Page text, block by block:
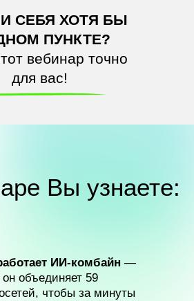
СЕБЯ ХОТЯ БЫ
ПУНКТЕ?
вебинар точно
для вас!
Вы узнаете:
ИИ-комбайн —
он объединяет 59
чтобы за минуты